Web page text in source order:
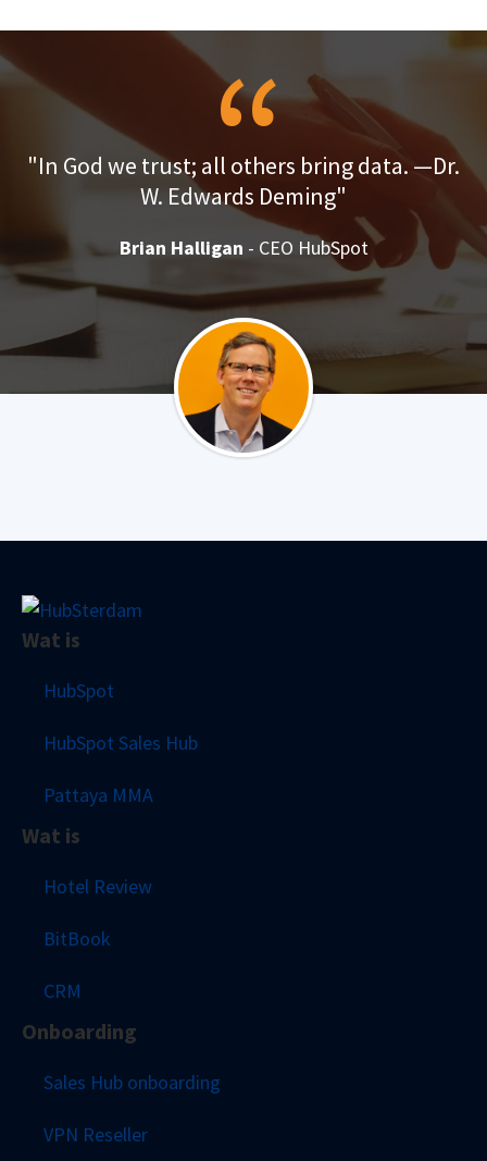
"In God we trust; all others bring data. —Dr.
W. Edwards Deming"
Brian Halligan - CEO HubSpot
Wat is
HubSpot
HubSpot Sales Hub
Pattaya MMA
Wat is
Hotel Review
BitBook
CRM
Onboarding
Sales Hub onboarding
VPN Reseller